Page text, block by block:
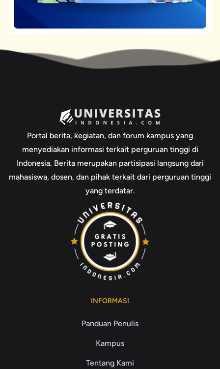
Portal berita, kegiatan, dan forum kampus yang
menyediakan informasi terkait perguruan tinggi di
Indonesia. Berita merupakan partisipasi langsung dari
mahasiswa, dosen, dan pihak terkait dari perguruan tinggi
yang terdatar.
INFORMASI
Panduan Penulis
Kampus
Tentang Kami